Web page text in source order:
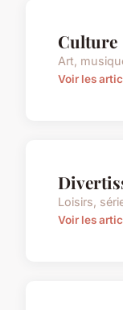
Culture
Art,
Voir les
Loisirs,
Voir les